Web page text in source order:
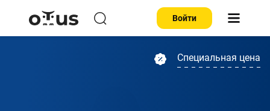
Войти
Специальная цена